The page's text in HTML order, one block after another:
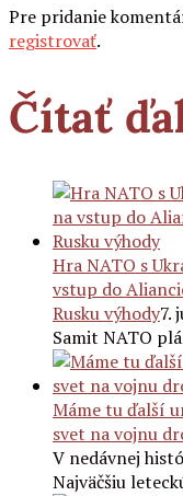
Pre pridanie
registrovať.
Čítať
Hra NATO s
vstup do
Rusku výhody7.
Samit NATO
Máme tu ďalší
svet na vojnu
V nedávnej
Najväčšiu